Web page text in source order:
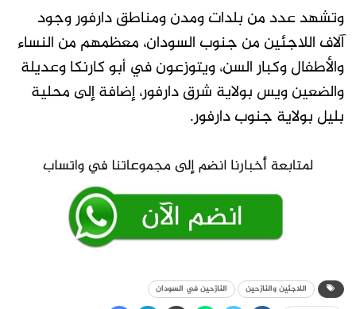
وتشهد عدد من بلدات ومدن ومناطق دارفور وجود
آلاف اللاجئين من جنوب السودان، معظمهم من النساء
والأطفال وكبار السن، ويتوزعون في أبو كارنكا وعديلة
والضعين ويس بولاية شرق دارفور، إضافة إلى محلية
بليل بولاية جنوب دارفور.
اللاجئين والنازحين النازحين في السودان